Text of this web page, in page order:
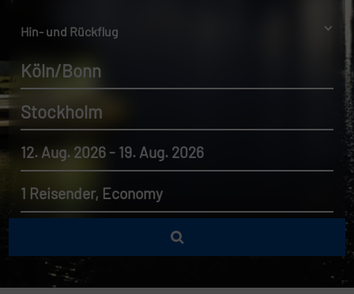
Hin- und Rückflug
Köln/Bonn
Stockholm
12. Aug. 2026 - 19. Aug. 2026
1 Reisender, Economy